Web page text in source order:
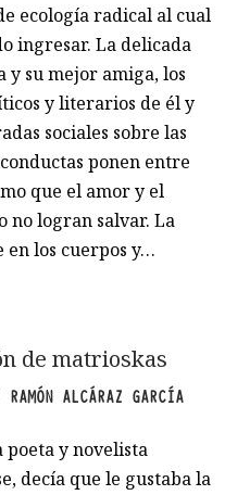
ecología radical al cual
ingresar. La delicada
y su mejor amiga, los
y literarios de él y
sociales sobre las
ponen entre
que el amor y el
no logran salvar. La
en los cuerpos y…
de matrioskas
RAMÓN ALCÁRAZ GARCÍA
poeta y novelista
decía que le gustaba la